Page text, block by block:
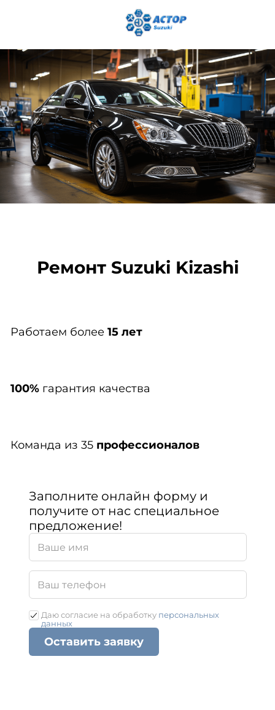
Ремонт Suzuki Kizashi
Работаем более 15 лет
100%гарантия качества
Команда из 35 профессионалов
Заполните онлайн форму и
получите от нас специальное
предложение!
Даю согласие на обработку персональных
данных
Оставить заявку